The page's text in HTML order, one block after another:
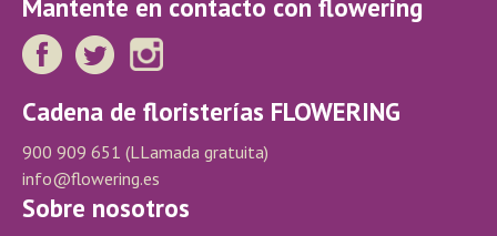
Mantente en contacto con flowering
Cadena de floristerías FLOWERING
900 909 651 (LLamada gratuita)
info@flowering.es
Sobre nosotros